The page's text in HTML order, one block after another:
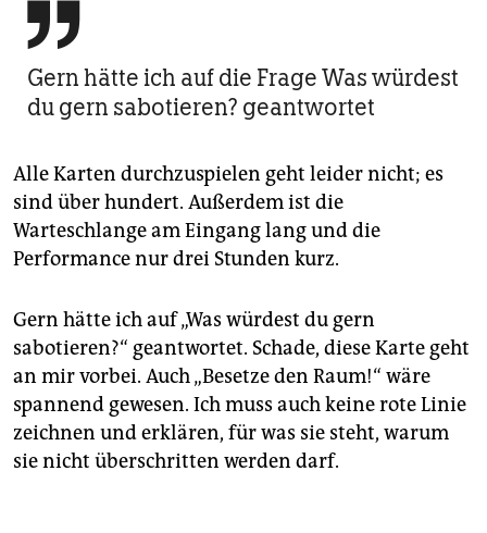

Gern hätte ich auf die Frage Was würdest
du gern sabotieren? geantwortet
Alle Karten durchzuspielen geht leider nicht; es
sind über hundert. Außerdem ist die
Warteschlange am Eingang lang und die
Performance nur drei Stunden kurz.
Gern hätte ich auf „Was würdest du gern
sabotieren?“ geantwortet. Schade, diese Karte geht
an mir vorbei. Auch „Besetze den Raum!“ wäre
spannend gewesen. Ich muss auch keine rote Linie
zeichnen und erklären, für was sie steht, warum
sie nicht überschritten werden darf.